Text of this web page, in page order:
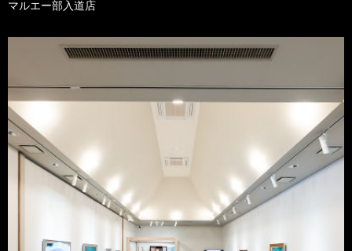
マルエー部入道店